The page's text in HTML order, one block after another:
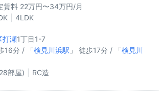
賃料 22万円〜34万円/月
4LDK
打瀬1丁目1-7
16分 / 「検見川浜駅 」 徒歩17分 / 「検見川
部屋) RC造